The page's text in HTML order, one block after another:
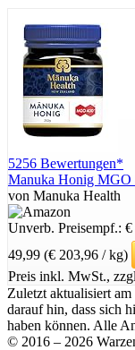
5256 Bewertungen*
Manuka Honig MGO
von Manuka Health
Unverb. Preisempf.:
49,99 (€ 203,96 / kg)
Preis inkl. MwSt.,
Zuletzt aktualisiert
darauf hin, dass sich
haben können. Alle
© 2016 – 2026